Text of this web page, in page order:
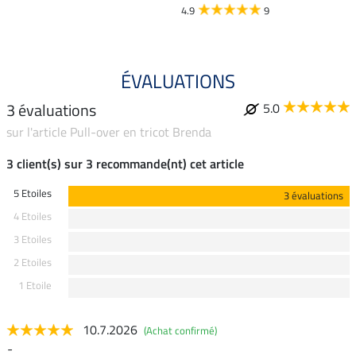
4.9 9
ÉVALUATIONS
3 évaluations
5.0
sur l'article Pull-over en tricot Brenda
3 client(s) sur 3 recommande(nt) cet article
5 Etoiles
3 évaluations
4 Etoiles
3 Etoiles
2 Etoiles
1 Etoile
10.7.2026 (Achat confirmé)
-